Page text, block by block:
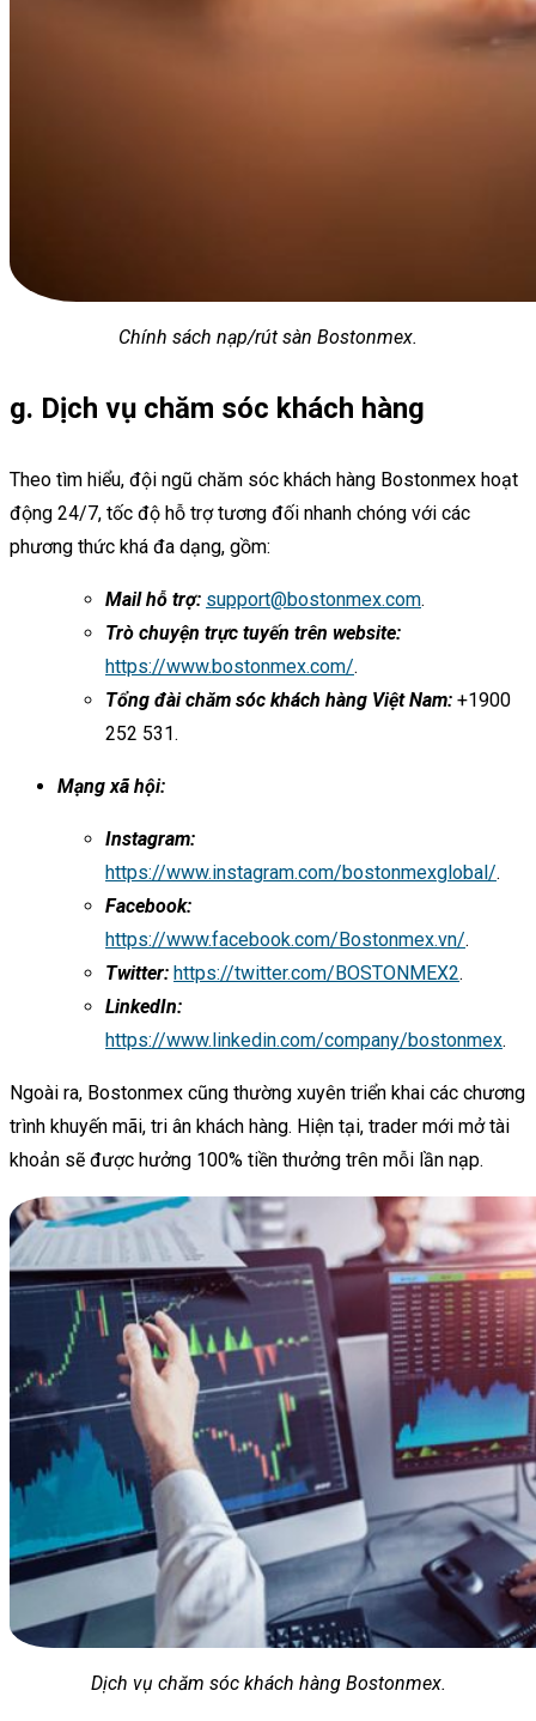
Chính sách nạp/rút sàn Bostonmex.
g. Dịch vụ chăm sóc khách hàng
Theo tìm hiểu, đội ngũ chăm sóc khách hàng Bostonmex hoạt
động 24/7, tốc độ hỗ trợ tương đối nhanh chóng với các
phương thức khá đa dạng, gồm:
Mail hỗ trợ: support@bostonmex.com.
Trò chuyện trực tuyến trên website:
https://www.bostonmex.com/.
Tổng đài chăm sóc khách hàng Việt Nam: +1900
252 531.
Mạng xã hội:
Instagram:
https://www.instagram.com/bostonmexglobal/.
Facebook:
https://www.facebook.com/Bostonmex.vn/.
Twitter: https://twitter.com/BOSTONMEX2.
LinkedIn:
https://www.linkedin.com/company/bostonmex.
Ngoài ra, Bostonmex cũng thường xuyên triển khai các chương
trình khuyến mãi, tri ân khách hàng. Hiện tại, trader mới mở tài
khoản sẽ được hưởng 100% tiền thưởng trên mỗi lần nạp.
Dịch vụ chăm sóc khách hàng Bostonmex.